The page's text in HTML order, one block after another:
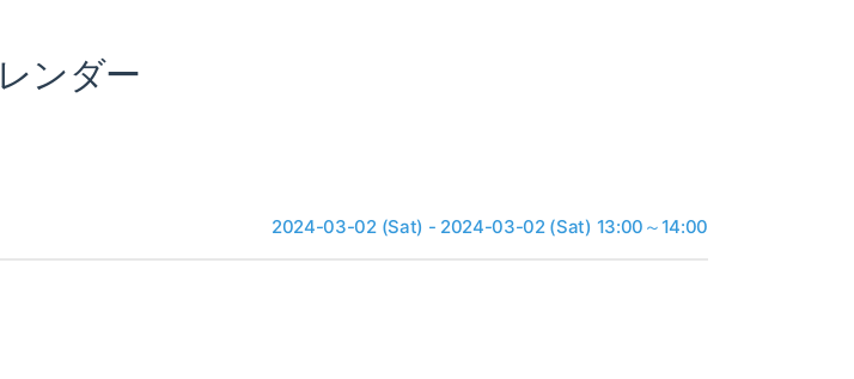
ンダー
2024-03-02 (Sat) - 2024-03-02 (Sat) 13:00～14:00